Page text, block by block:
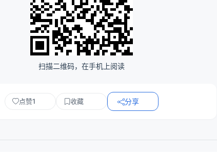
扫描二维码，在手机上阅读
点赞1 收藏 分享